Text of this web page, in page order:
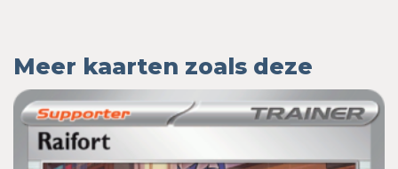
Meer kaarten zoals deze